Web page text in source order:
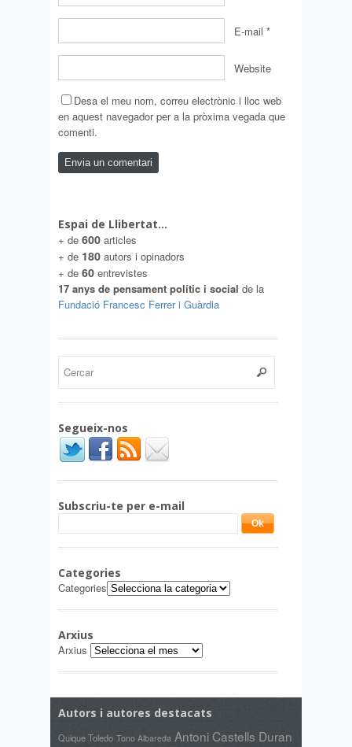
E-mail *
Website
Desa el meu nom, correu electrònic i lloc web
en aquest navegador per a la pròxima vegada que
comenti.
Espai de Llibertat…
+ de 600 articles
+ de 180 autors i opinadors
+ de 60 entrevistes
17 anys de pensament polític i social de la
Fundació Francesc Ferrer i Guàrdia
Segueix-nos
Subscriu-te per e-mail
Categories
Categories
Arxius
Arxius
Autors i autores destacats
Quique Toledo Tono Albareda Antoni Castells Duran